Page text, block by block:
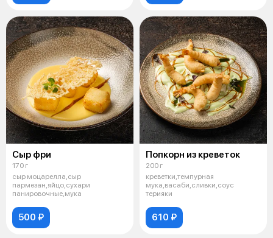
Сыр фри
170 г
сыр моцарелла,сыр
пармезан,яйцо,сухари
панировочные,мука
500 ₽
Попкорн из креветок
200 г
креветки,темпурная
мука,васаби,сливки,соус
терияки
610 ₽